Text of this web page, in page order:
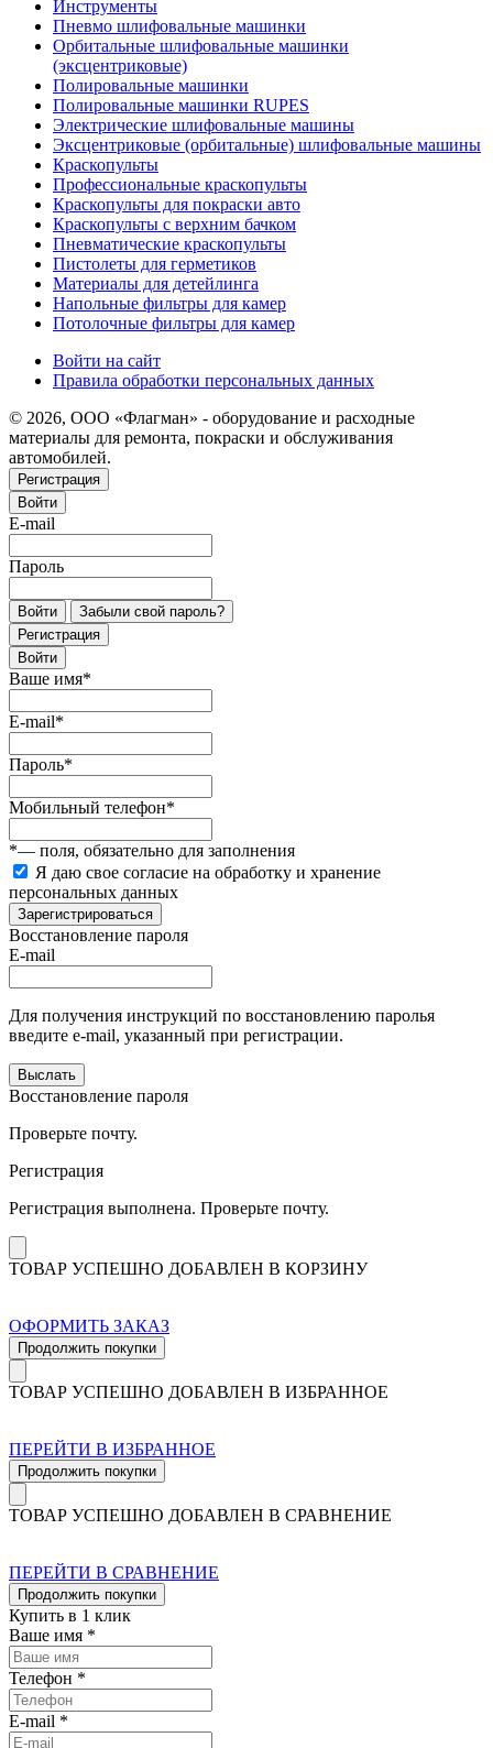
Инструменты
Пневмо шлифовальные машинки
Орбитальные шлифовальные машинки
(эксцентриковые)
Полировальные машинки
Полировальные машинки RUPES
Электрические шлифовальные машины
Эксцентриковые (орбитальные) шлифовальные машины
Краскопульты
Профессиональные краскопульты
Краскопульты для покраски авто
Краскопульты с верхним бачком
Пневматические краскопульты
Пистолеты для герметиков
Материалы для детейлинга
Напольные фильтры для камер
Потолочные фильтры для камер
Войти на сайт
Правила обработки персональных данных
© 2026, ООО «Флагман» - оборудование и расходные
материалы для ремонта, покраски и обслуживания
автомобилей.
Регистрация
Войти
E-mail
Пароль
Войти
Забыли свой пароль?
Регистрация
Войти
Ваше имя*
E-mail*
Пароль*
Мобильный телефон*
*— поля, обязательно для заполнения
Я даю свое согласие на обработку и хранение
персональных данных
Зарегистрироваться
Восстановление пароля
E-mail
Для получения инструкций по восстановлению паролья
введите e-mail, указанный при регистрации.
Выслать
Восстановление пароля
Проверьте почту.
Регистрация
Регистрация выполнена. Проверьте почту.
ТОВАР УСПЕШНО ДОБАВЛЕН В КОРЗИНУ
ОФОРМИТЬ ЗАКАЗ
Продолжить покупки
ТОВАР УСПЕШНО ДОБАВЛЕН В ИЗБРАННОЕ
ПЕРЕЙТИ В ИЗБРАННОЕ
Продолжить покупки
ТОВАР УСПЕШНО ДОБАВЛЕН В СРАВНЕНИЕ
ПЕРЕЙТИ В СРАВНЕНИЕ
Продолжить покупки
Купить в 1 клик
Ваше имя *
Телефон *
E-mail *